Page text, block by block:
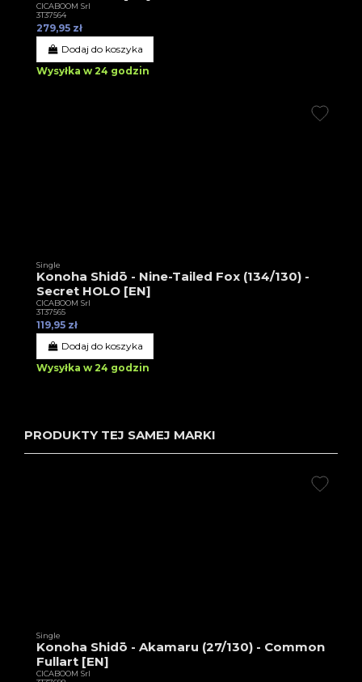
CICABOOM Srl
3T37564
279,95 zł
Dodaj do koszyka
Wysyłka w 24 godzin
Single
Konoha Shidō - Nine-Tailed Fox (134/130) -
Secret HOLO [EN]
CICABOOM Srl
3T37565
119,95 zł
Dodaj do koszyka
Wysyłka w 24 godzin
PRODUKTY TEJ SAMEJ MARKI
Single
Konoha Shidō - Akamaru (27/130) - Common
Fullart [EN]
CICABOOM Srl